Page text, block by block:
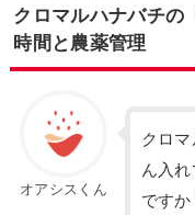
クロマルハナバチ
時間と農薬管理
オアシスくん
クロ
ん入
ですか